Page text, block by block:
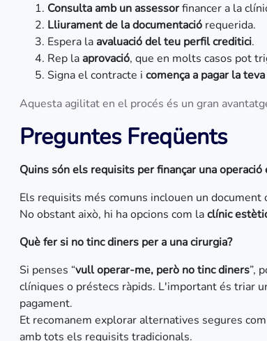
Consulta amb un assessorfinancer a la
Lliurament de la documentació requerida.
Espera la avaluació del teu perfil creditici.
Rep la aprovació, que en molts casos pot
Signa el contracte i comença a pagar la
Aquesta agilitat en el procés és un gran
Preguntes Freqüents
Quins són els requisits per finançar una operació
Els requisits més comuns inclouen un
No obstant això, hi ha opcions com laclínic
Què fer si no tinc diners per a una cirurgia?
Si penses “vull operar-me, però no tinc diners”,
clíniques o préstecs ràpids. L'important és triar
pagament.
Et recomanem explorar alternatives segures com
amb tots els requisits tradicionals.